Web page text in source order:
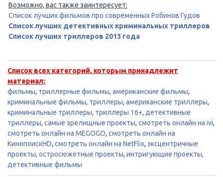
Возможно, вас также заинтересует:
Список лучших фильмов про современных Робинов Гудов
Список лучших детективных криминальных триллеров
Список лучших триллеров 2013 года
Список всех категорий, которым принадлежит
материал:
фильмы, триллерные фильмы, американские фильмы,
криминальные фильмы, триллеры, американские триллеры,
криминальные триллеры, триллеры 16+, детективные
триллеры, самые зрелищные проекты, смотреть онлайн на ivi,
смотреть онлайн на MEGOGO, смотреть онлайн на
КинопоискHD, смотреть онлайн на NetFlix, эксцентричные
проекты, остросюжетные проекты, интригующие проекты,
детективные фильмы